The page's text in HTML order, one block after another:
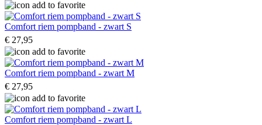
Comfort riem pompband - zwart S
€ 27,95
Comfort riem pompband - zwart M
€ 27,95
Comfort riem pompband - zwart L